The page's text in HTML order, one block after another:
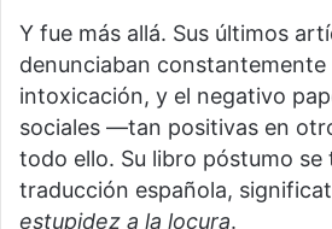
Y fue más allá. Sus últimos
denunciaban constantemente
intoxicación, y el negativo
sociales —tan positivas en
todo ello. Su libro póstumo se
traducción española,
estupidez a la locura.